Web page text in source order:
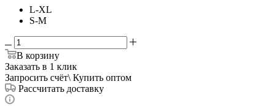
L-XL
S-M
В корзину
Заказать в 1 клик
Запросить счёт\ Купить оптом
Рассчитать доставку